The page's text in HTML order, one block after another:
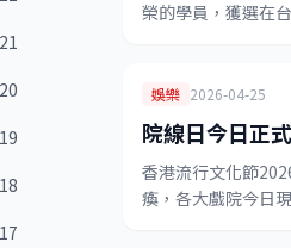
榮的學員，獲選在
娛樂 2026-04-25
院線日今日正
香港流行文化節
瘓，各大戲院今日